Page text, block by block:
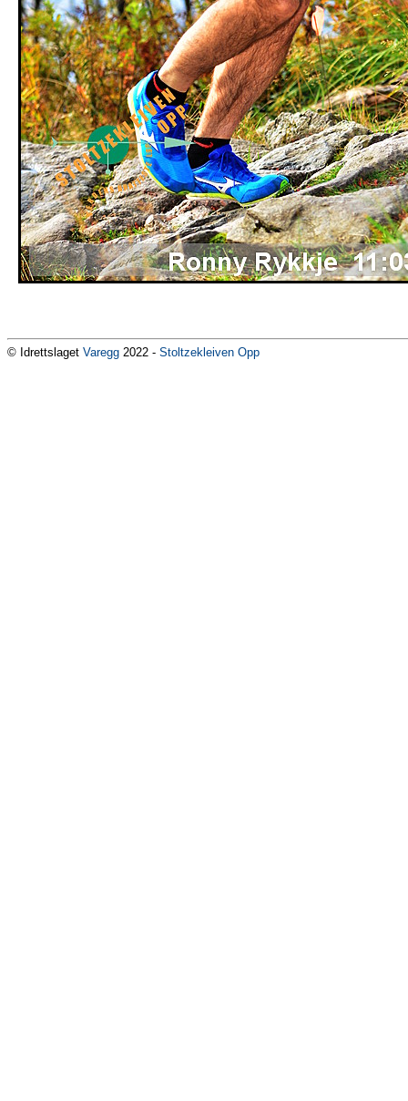
© Idrettslaget Varegg 2022 - Stoltzekleiven Opp